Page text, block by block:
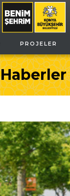
PROJELER
Haberler